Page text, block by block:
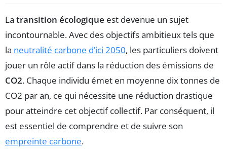
La transition écologique est devenue un sujet
incontournable. Avec des objectifs ambitieux tels que
la neutralité carbone d’ici 2050, les particuliers doivent
jouer un rôle actif dans la réduction des émissions de
CO2. Chaque individu émet en moyenne dix tonnes de
CO2 par an, ce qui nécessite une réduction drastique
pour atteindre cet objectif collectif. Par conséquent, il
est essentiel de comprendre et de suivre son
empreinte carbone.